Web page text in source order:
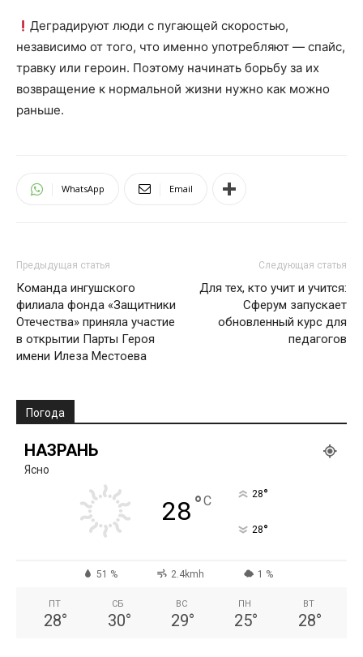
Деградируют люди с пугающей скоростью,
независимо от того, что именно употребляют — спайс,
травку или героин. Поэтому начинать борьбу за их
возвращение к нормальной жизни нужно как можно
раньше.
WhatsApp Email
Предыдущая статья
Команда ингушского
филиала фонда «Защитники
Отечества» приняла участие
в открытии Парты Героя
имени Илеза Местоева
Следующая статья
Для тех, кто учит и учится:
Сферум запускает
обновленный курс для
педагогов
Погода
НАЗРАНЬ
Ясно
28°C 28°
28°
51 % 2.4kmh 1 %
ПТ
28°
СБ
30°
ВС
29°
ПН
25°
ВТ
28°